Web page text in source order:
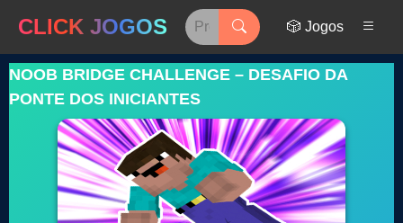
CLICK JOGOS 🎲 Jogos
NOOB BRIDGE CHALLENGE – DESAFIO DA
PONTE DOS INICIANTES